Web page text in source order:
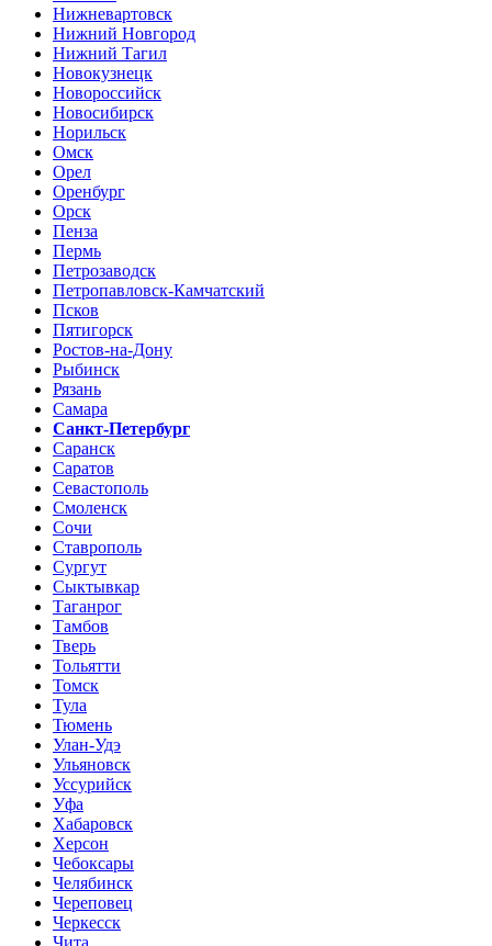
Нижневартовск
Нижний Новгород
Нижний Тагил
Новокузнецк
Новороссийск
Новосибирск
Норильск
Омск
Орел
Оренбург
Орск
Пенза
Пермь
Петрозаводск
Петропавловск-Камчатский
Псков
Пятигорск
Ростов-на-Дону
Рыбинск
Рязань
Самара
Санкт-Петербург
Саранск
Саратов
Севастополь
Смоленск
Сочи
Ставрополь
Сургут
Сыктывкар
Таганрог
Тамбов
Тверь
Тольятти
Томск
Тула
Тюмень
Улан-Удэ
Ульяновск
Уссурийск
Уфа
Хабаровск
Херсон
Чебоксары
Челябинск
Череповец
Черкесск
Чита